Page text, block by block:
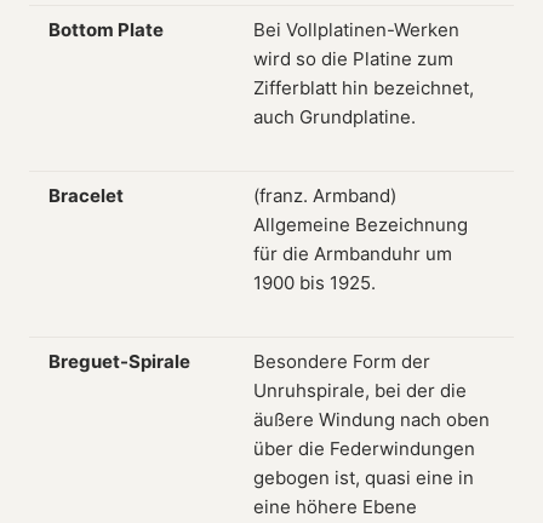
Bottom Plate
Bei Vollplatinen-Werken
wird so die Platine zum
Zifferblatt hin bezeichnet,
auch Grundplatine.
Bracelet
(franz. Armband)
Allgemeine Bezeichnung
für die Armbanduhr um
1900 bis 1925.
Breguet-Spirale
Besondere Form der
Unruhspirale, bei der die
äußere Windung nach oben
über die Federwindungen
gebogen ist, quasi eine in
eine höhere Ebene